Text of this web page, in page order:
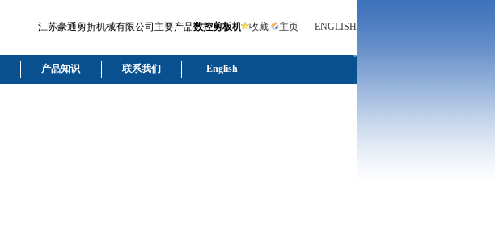
江苏豪通剪折机械有限公司主要产品数控剪板机、数控折弯机液压折弯机、液压剪板机
收藏 主页 ENGLISH
产品知识 联系我们 English